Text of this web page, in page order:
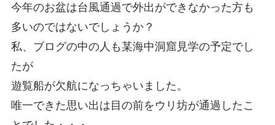
今年のお盆は台風通過で外出ができなかった方も
多いのではないでしょうか？
私、ブログの中の人も某海中洞窟見学の予定でし
たが
遊覧船が欠航になっちゃいました。
唯一できた思い出は目の前をウリ坊が通過したこ